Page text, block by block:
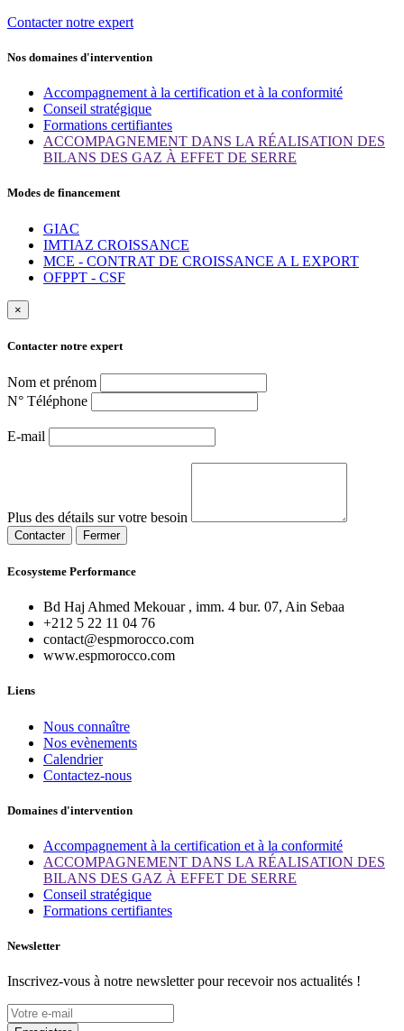
Contacter notre expert
Nos domaines d'intervention
Accompagnement à la certification et à la conformité
Conseil stratégique
Formations certifiantes
ACCOMPAGNEMENT DANS LA RÉALISATION DES
BILANS DES GAZ À EFFET DE SERRE
Modes de financement
GIAC
IMTIAZ CROISSANCE
MCE - CONTRAT DE CROISSANCE A L EXPORT
OFPPT - CSF
×
Contacter notre expert
Nom et prénom
N° Téléphone
E-mail
Plus des détails sur votre besoin
Ecosysteme Performance
Bd Haj Ahmed Mekouar , imm. 4 bur. 07, Ain Sebaa
+212 5 22 11 04 76
contact@espmorocco.com
www.espmorocco.com
Liens
Nous connaître
Nos evènements
Calendrier
Contactez-nous
Domaines d'intervention
Accompagnement à la certification et à la conformité
ACCOMPAGNEMENT DANS LA RÉALISATION DES
BILANS DES GAZ À EFFET DE SERRE
Conseil stratégique
Formations certifiantes
Newsletter
Inscrivez-vous à notre newsletter pour recevoir nos actualités !